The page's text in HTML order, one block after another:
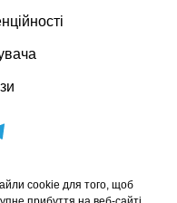
cookie для того, щоб